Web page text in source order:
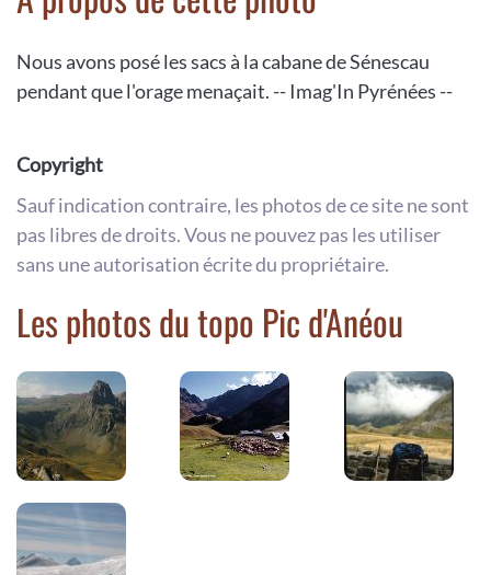
Nous avons posé les sacs à la cabane de Sénescau
pendant que l'orage menaçait. -- Imag'In Pyrénées --
Copyright
Sauf indication contraire, les photos de ce site ne sont
pas libres de droits. Vous ne pouvez pas les utiliser
sans une autorisation écrite du propriétaire.
Les photos du topo Pic d'Anéou